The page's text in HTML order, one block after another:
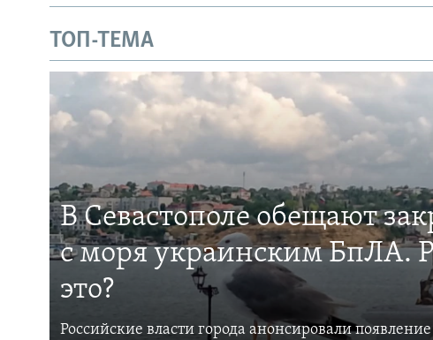
ТОП-ТЕМА
В Севастополе обещают
с моря украинским БпЛА.
это?
Российские власти города анонсировали